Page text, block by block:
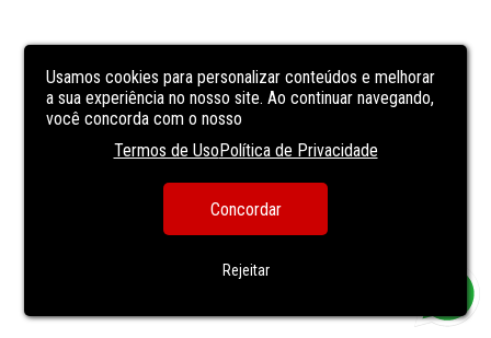
Usamos cookies para personalizar conteúdos e melhorar
a sua experiência no nosso site. Ao continuar navegando,
você concorda com o nosso
Termos de UsoPolítica de Privacidade
Concordar
Rejeitar